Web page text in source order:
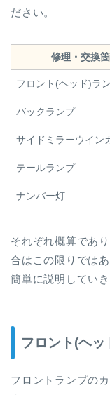
ださい。
修理・交換
フロント(ヘッド)ラ
バックランプ
サイドミラーウイン
テールランプ
ナンバー灯
それぞれ概算であ
合はこの限りでは
簡単に説明していき
フロント(ヘッ
フロントランプの